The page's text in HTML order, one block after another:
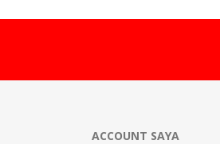
ACCOUNT SAYA